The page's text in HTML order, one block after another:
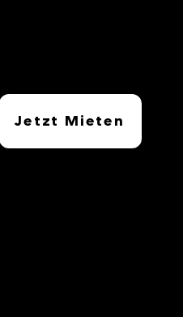
Jetzt Mieten